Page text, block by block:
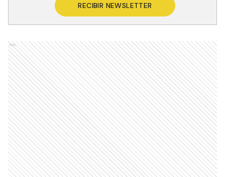
RECIBIR NEWSLETTER
Ads